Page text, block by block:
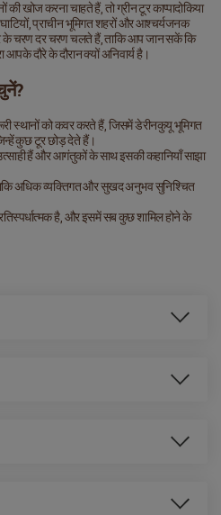
की खोज करना चाहते हैं, तो ग्रीन टूर काप्पादोकिया
प्राचीन भूमिगत शहरों और आश्चर्यजनक
के चरण दर चरण चलते हैं, ताकि आप जान सकें कि
दौरे के दौरान क्यों अनिवार्य है।
स्थानों को कवर करते हैं, जिसमें डेरीनकुयू भूमिगत
कुछ टूर छोड़ देते हैं।
उत्साही हैं और आगंतुकों के साथ इसकी कहानियाँ साझा
अधिक व्यक्तिगत और सुखद अनुभव सुनिश्चित
है, और इसमें सब कुछ शामिल होने के